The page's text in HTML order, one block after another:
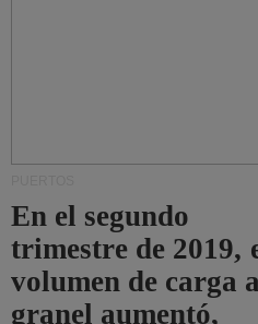
En el segundo
trimestre de 2019,
volumen de carga a
granel aumentó,